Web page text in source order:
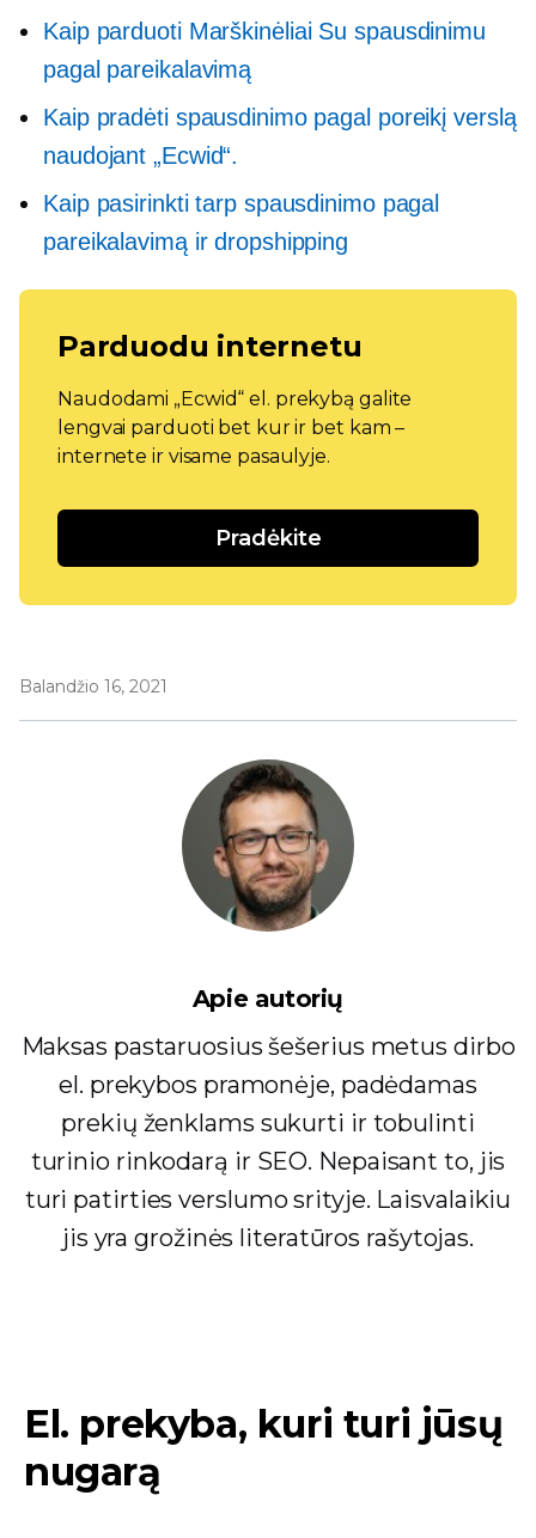
Kaip parduoti MarškinėliaiSu spausdinimu
pagal pareikalavimą
Kaip pradėti spausdinimo pagal poreikį verslą
naudojant „Ecwid“.
Kaip pasirinkti tarp spausdinimo pagal
pareikalavimą ir dropshipping
Parduodu internetu
Naudodami „Ecwid“ el. prekybą galite
lengvai parduoti bet kur ir bet kam –
internete ir visame pasaulyje.
Pradėkite
Balandžio 16, 2021
Apie autorių
Maksas pastaruosius šešerius metus dirbo
el. prekybos pramonėje, padėdamas
prekių ženklams sukurti ir tobulinti
turinio rinkodarą ir SEO. Nepaisant to, jis
turi patirties verslumo srityje. Laisvalaikiu
jis yra grožinės literatūros rašytojas.
El. prekyba, kuri turi jūsų
nugarą